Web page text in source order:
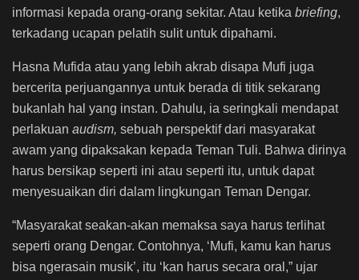
informasi kepada orang-orang sekitar. Atau ketika briefing,
terkadang ucapan pelatih sulit untuk dipahami.
Hasna Mufida atau yang lebih akrab disapa Mufi juga
bercerita perjuangannya untuk berada di titik sekarang
bukanlah hal yang instan. Dahulu, ia seringkali mendapat
perlakuan audism, sebuah perspektif dari masyarakat
awam yang dipaksakan kepada Teman Tuli. Bahwa dirinya
harus bersikap seperti ini atau seperti itu, untuk dapat
menyesuaikan diri dalam lingkungan Teman Dengar.
“Masyarakat seakan-akan memaksa saya harus terlihat
seperti orang Dengar. Contohnya, ‘Mufi, kamu kan harus
bisa ngerasain musik’, itu ‘kan harus secara oral,” ujar